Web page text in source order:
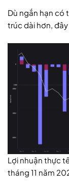
Dù ngắn hạn có
trúc dài hơn,
Lợi nhuận thực
tháng 11 năm